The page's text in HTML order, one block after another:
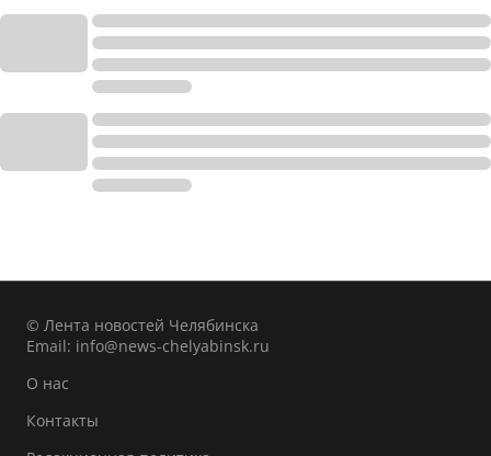
© Лента новостей Челябинска
Email: info@news-chelyabinsk.ru
О нас
Контакты